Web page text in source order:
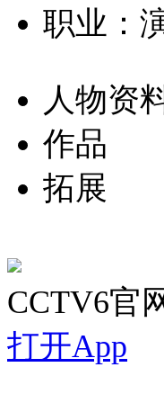
职业：
人物资
作品
拓展
CCTV6官
打开App